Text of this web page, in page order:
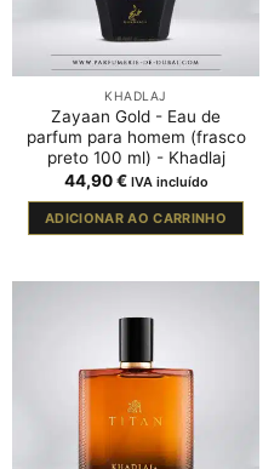
KHADLAJ
Zayaan Gold - Eau de
parfum para homem (frasco
preto 100 ml) - Khadlaj
44,90€ IVA incluído
ADICIONAR AO CARRINHO